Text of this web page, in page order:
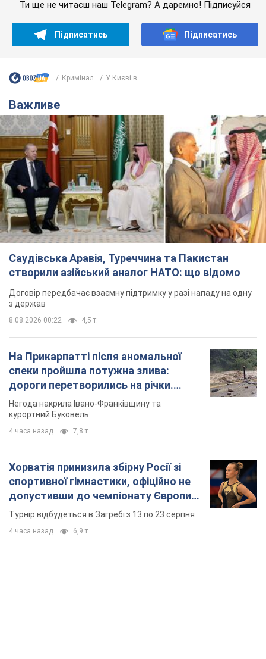
Ти ще не читаєш наш Telegram? А даремно! Підписуйся
Підписатись Підписатись
Кримінал У Києві в...
Важливе
Саудівська Аравія, Туреччина та Пакистан
створили азійський аналог НАТО: що відомо
Договір передбачає взаємну підтримку у разі нападу на одну
з держав
8.08.2026 00:22 4,5 т.
На Прикарпатті після аномальної
спеки пройшла потужна злива:
дороги перетворились на річки.
Відео
Негода накрила Івано-Франківщину та
курортний Буковель
4 часа назад 7,8 т.
Хорватія принизила збірну Росії зі
спортивної гімнастики, офіційно не
допустивши до чемпіонату Європи
основних спортсменів
Турнір відбудеться в Загребі з 13 по 23 серпня
4 часа назад 6,9 т.